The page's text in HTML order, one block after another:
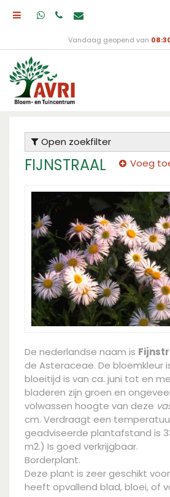
Vandaag geopend van
Open zoekfilter
FIJNSTRAAL Voeg
De nederlandse naam is
de Asteraceae. De bloemkleur
bloeitijd is van ca. juni tot en
bladeren zijn groen en
volwassen hoogte van deze
cm. Verdraagt een
geadviseerde plantafstand is
m2.) Is goed verkrijgbaar.
Borderplant.
Deze plant is zeer geschikt
heeft opvallend blad, bloei, of